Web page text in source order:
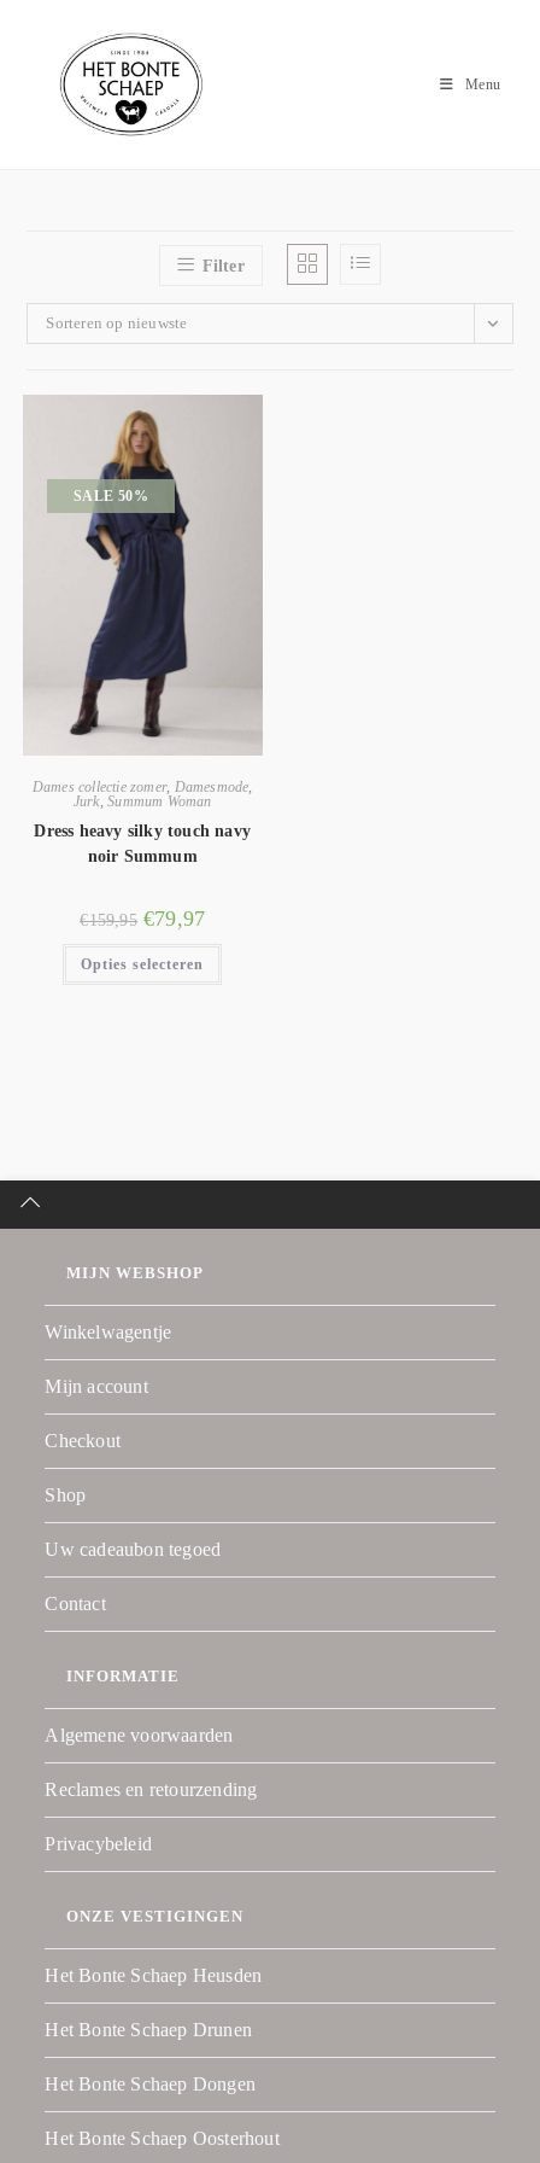
Menu
Filter
Sorteren op nieuwste
SALE 50%
Dames collectie zomer, Damesmode
Jurk ,Summum Woman
Dress heavy silky touch navy
noir Summum
€159,95 €79,97
Opties selecteren
MIJN WEBSHOP
Winkelwagentje
Mijn account
Checkout
Shop
Uw cadeaubon tegoed
Contact
INFORMATIE
Algemene voorwaarden
Reclames en retourzending
Privacybeleid
ONZE VESTIGINGEN
Het Bonte Schaep Heusden
Het Bonte Schaep Drunen
Het Bonte Schaep Dongen
Het Bonte Schaep Oosterhout